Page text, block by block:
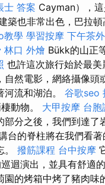
士 答案 Cayman），
築也非常出色，巴拉
教學 學習按摩 下午茶
林口 外燴 Bükk的山正
也許這次旅行始於最
自然電影，網絡攝像頭
流和湖泊。 谷歌seo
動物。 大甲按摩 台胞
分之後，我們到達了
台的脊柱將在我們看
撥筋課程 台中按摩
迴演出，並具有舒適的
的烤箱中烤了豬肉